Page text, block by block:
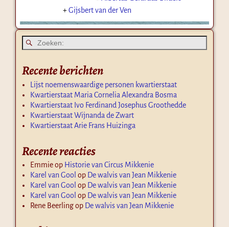
+Gijsbert van der Ven
Recente berichten
Lijst noemenswaardige personen kwartierstaat
Kwartierstaat Maria Cornelia Alexandra Bosma
Kwartierstaat Ivo Ferdinand Josephus Groothedde
Kwartierstaat Wijnanda de Zwart
Kwartierstaat Arie Frans Huizinga
Recente reacties
Emmieop Historie van Circus Mikkenie
Karel van Gool op De walvis van Jean Mikkenie
Karel van Gool op De walvis van Jean Mikkenie
Karel van Gool op De walvis van Jean Mikkenie
Rene Beerlingop De walvis van Jean Mikkenie